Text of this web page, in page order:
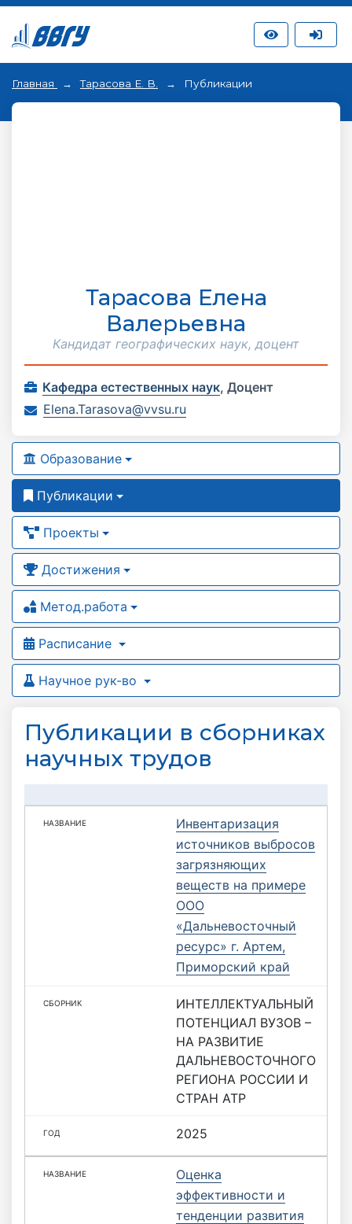
Главная Тарасова Е. В. Публикации
Тарасова Елена
Валерьевна
Кандидат географических наук, доцент
Кафедра естественных наук, Доцент
Elena.Tarasova@vvsu.ru
Образование
Публикации
Проекты
Достижения
Метод.работа
Расписание
Научное рук-во
Публикации в сборниках
научных трудов
Инвентaризация
источников выбросов
загрязняющих
веществ на примере
ООО
«Дальневосточный
ресурс» г. Aртем,
Приморский крaй
ИНТЕЛЛЕКТУАЛЬНЫЙ
ПОТЕНЦИАЛ ВУЗОВ –
НА РАЗВИТИЕ
ДАЛЬНЕВОСТОЧНОГО
РЕГИОНА РОССИИ И
СТРАН АТР
2025
Оценка
эффективности и
тенденции развития